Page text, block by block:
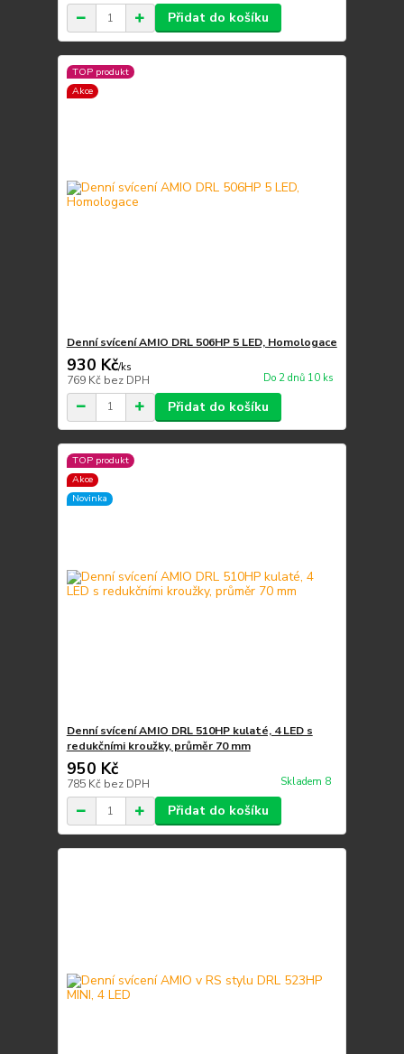
Přidat do košíku
TOP produkt
Akce
Denní svícení AMIO DRL 506HP 5 LED, Homologace
930 Kč/ks
769 Kč bez DPH Do 2 dnů 10 ks
Přidat do košíku
TOP produkt
Akce
Novinka
Denní svícení AMIO DRL 510HP kulaté, 4 LED s
redukčními kroužky, průměr 70 mm
950 Kč
785 Kč bez DPH Skladem 8
Přidat do košíku